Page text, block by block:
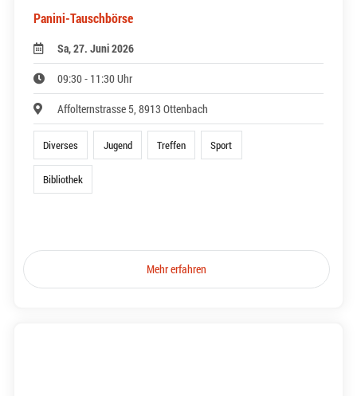
Panini-Tauschbörse
Sa, 27. Juni 2026
09:30 - 11:30 Uhr
Affolternstrasse 5, 8913 Ottenbach
Diverses Jugend Treffen Sport
Bibliothek
Mehr erfahren